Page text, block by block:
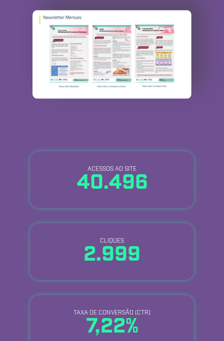
ACESSOS AO SITE
40.496
CLIQUES
2.999
TAXA DE CONVERSÃO (CTR)
7,22%